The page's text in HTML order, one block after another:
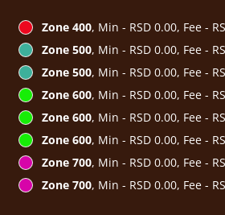
Zone 400, Min - RSD 0.00, Fee -
Zone 500, Min - RSD 0.00, Fee -
Zone 500, Min - RSD 0.00, Fee -
Zone 600, Min - RSD 0.00, Fee -
Zone 600, Min - RSD 0.00, Fee -
Zone 600, Min - RSD 0.00, Fee -
Zone 700, Min - RSD 0.00, Fee -
Zone 700, Min - RSD 0.00, Fee -